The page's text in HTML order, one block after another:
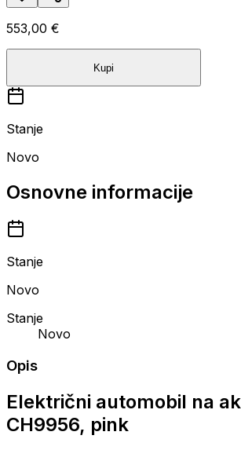
553,00 €
Kupi
Stanje
Novo
Osnovne informacije
Stanje
Novo
Stanje
Novo
Opis
Električni automobil na
CH9956, pink